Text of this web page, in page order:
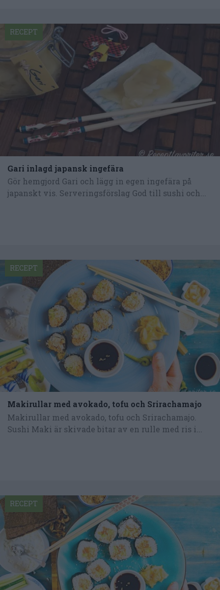
Gari inlagd japansk ingefära
Gör hemgjord Gari och lägg in egen ingefära på
japanskt vis. Serveringsförslag God till sushi och...
RECEPT
Makirullar med avokado, tofu och Srirachamajo
Makirullar med avokado, tofu och Srirachamajo.
Sushi Maki är skivade bitar av en rulle med ris i...
RECEPT
RECEPT